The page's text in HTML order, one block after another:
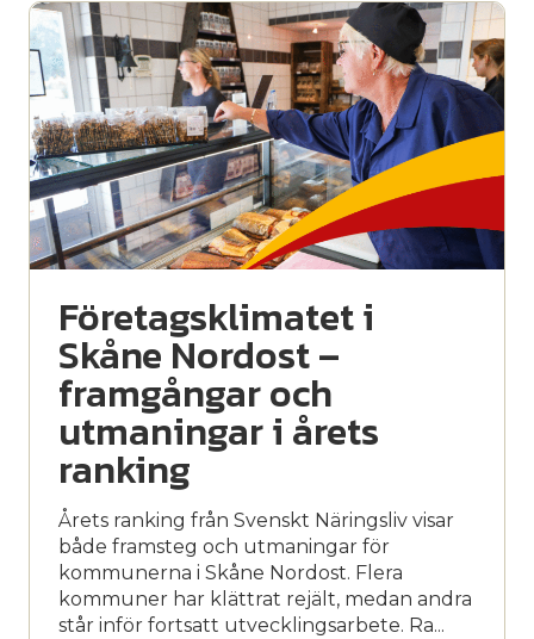
Företagsklimatet i
Skåne Nordost –
framgångar och
utmaningar i årets
ranking
Årets ranking från Svenskt Näringsliv visar
både framsteg och utmaningar för
kommunerna i Skåne Nordost. Flera
kommuner har klättrat rejält, medan andra
står inför fortsatt utvecklingsarbete. Ra...